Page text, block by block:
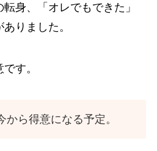
身、「オレでもできた」
りました。
す。
から得意になる予定。